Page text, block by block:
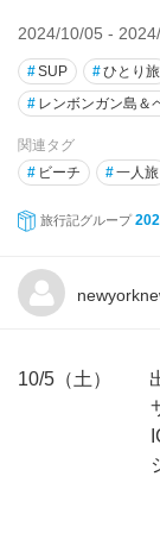
2024/10/05 -
#SUP #ひとり旅
# レンボンガン島＆
関連タグ
# ビーチ #一人旅
旅行記グループ
10/5（土）
サヌー
ICON
シンド